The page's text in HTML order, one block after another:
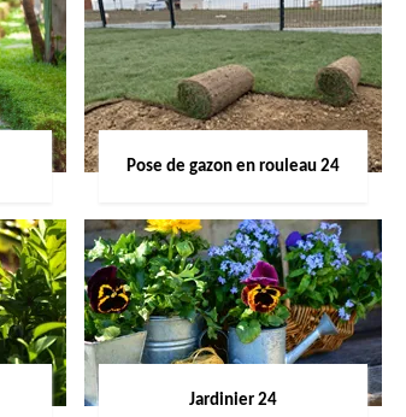
Pose de gazon en rouleau 24
Jardinier 24